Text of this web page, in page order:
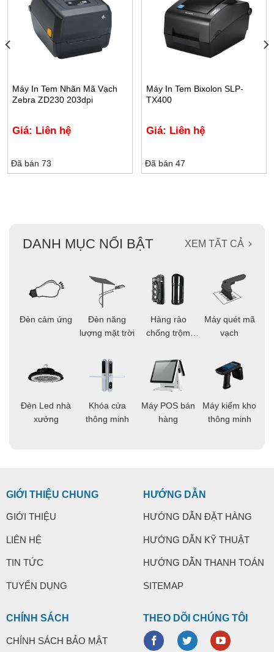
Máy In Tem Nhãn Mã Vạch
Zebra ZD230 203dpi
Giá: Liên hệ
Đã bán 73
Máy In Tem Bixolon SLP-
TX400
Giá: Liên hệ
Đã bán 47
DANH MỤC NỔI BẬT XEM TẤT CẢ
Đèn cảm ứng
Đèn Led nhà
xưởng
Đèn năng
lượng mặt trời
Khóa cửa
thông minh
Hàng rào
chống trộm
Máy POS bán
hàng
Máy quét mã
vạch
Máy kiểm kho
thông minh
GIỚI THIỆU CHUNG
GIỚI THIỆU
LIÊN HỆ
TIN TỨC
TUYỂN DỤNG
HƯỚNG DẪN
HƯỚNG DẪN ĐẶT HÀNG
HƯỚNG DẪN KỸ THUẬT
HƯỚNG DẪN THANH TOÁN
SITEMAP
CHÍNH SÁCH
CHÍNH SÁCH BẢO MẬT
THEO DÕI CHÚNG TÔI